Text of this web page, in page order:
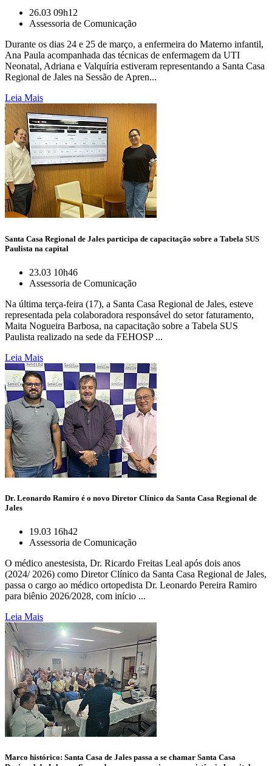
26.03 09h12
Assessoria de Comunicação
Durante os dias 24 e 25 de março, a enfermeira do Materno infantil,
Ana Paula acompanhada das técnicas de enfermagem da UTI
Neonatal, Adriana e Valquíria estiveram representando a Santa Casa
Regional de Jales na Sessão de Apren...
Leia Mais
Santa Casa Regional de Jales participa de capacitação sobre a Tabela SUS
Paulista na capital
23.03 10h46
Assessoria de Comunicação
Na última terça-feira (17), a Santa Casa Regional de Jales, esteve
representada pela colaboradora responsável do setor faturamento,
Maita Nogueira Barbosa, na capacitação sobre a Tabela SUS
Paulista realizado na sede da FEHOSP ...
Leia Mais
Dr. Leonardo Ramiro é o novo Diretor Clínico da Santa Casa Regional de
Jales
19.03 16h42
Assessoria de Comunicação
O médico anestesista, Dr. Ricardo Freitas Leal após dois anos
(2024/ 2026) como Diretor Clínico da Santa Casa Regional de Jales,
passa o cargo ao médico ortopedista Dr. Leonardo Pereira Ramiro
para biênio 2026/2028, com início ...
Leia Mais
Marco histórico: Santa Casa de Jales passa a se chamar Santa Casa